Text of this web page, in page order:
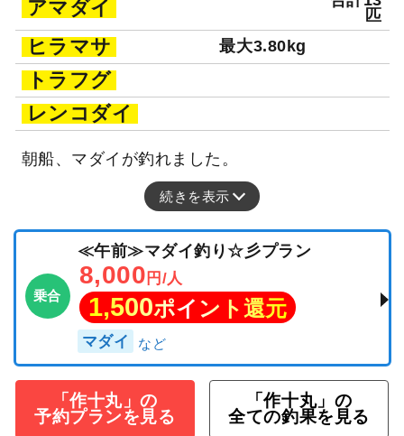
アマダイ
匹
ヒラマサ 最大3.80kg
トラフグ
レンコダイ
朝船、マダイが釣れました。
続きを表示
乗合
≪午前≫マダイ釣り☆彡プラン
8,000 円/人
1,500ポイント還元
マダイ
「作十丸」の
予約プランを見る
「作十丸」の
全ての釣果を見る